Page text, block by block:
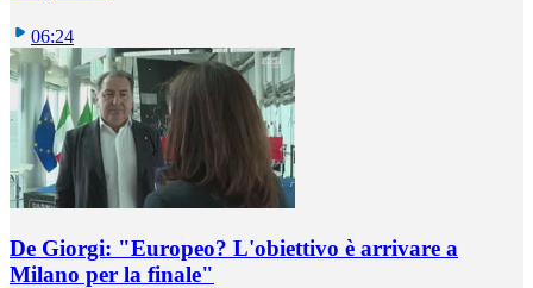
06:24
De Giorgi: "Europeo? L'obiettivo è arrivare a
Milano per la finale"